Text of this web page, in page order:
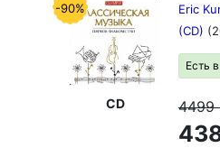
-90%
CD
Eric
(CD)
Есть
4499